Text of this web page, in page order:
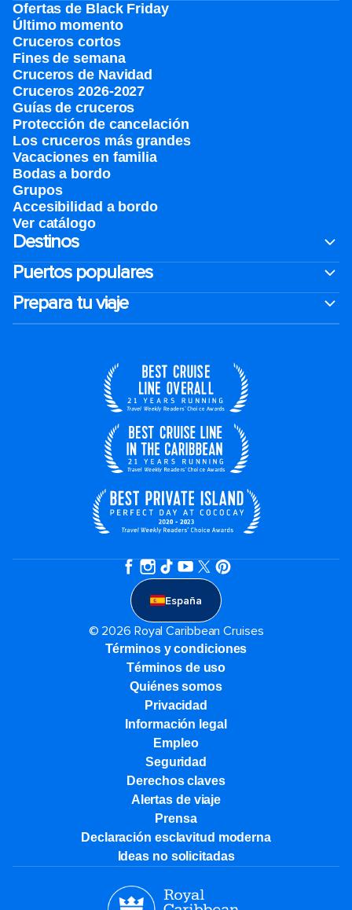
Ofertas de Black Friday
Último momento
Cruceros cortos
Fines de semana
Cruceros de Navidad
Cruceros 2026-2027
Guías de cruceros
Protección de cancelación
Los cruceros más grandes
Vacaciones en familia
Bodas a bordo
Grupos
Accesibilidad a bordo
Ver catálogo
Destinos
Puertos populares
Prepara tu viaje
España
© 2026 Royal Caribbean Cruises
Términos y condiciones
Términos de uso
Quiénes somos
Privacidad
Información legal
Empleo
Seguridad
Derechos claves
Alertas de viaje
Prensa
Declaración esclavitud moderna
Ideas no solicitadas